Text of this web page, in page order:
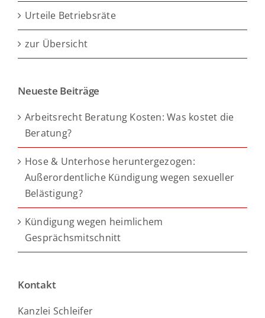
Urteile Betriebsräte
zur Übersicht
Neueste Beiträge
Arbeitsrecht Beratung Kosten: Was kostet die
Beratung?
Hose & Unterhose heruntergezogen:
Außerordentliche Kündigung wegen sexueller
Belästigung?
Kündigung wegen heimlichem
Gesprächsmitschnitt
Kontakt
Kanzlei Schleifer